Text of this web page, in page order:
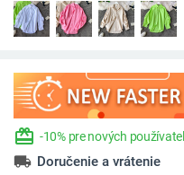
redeem -10% pre nových
local_shipping Doručenie a vrátenie